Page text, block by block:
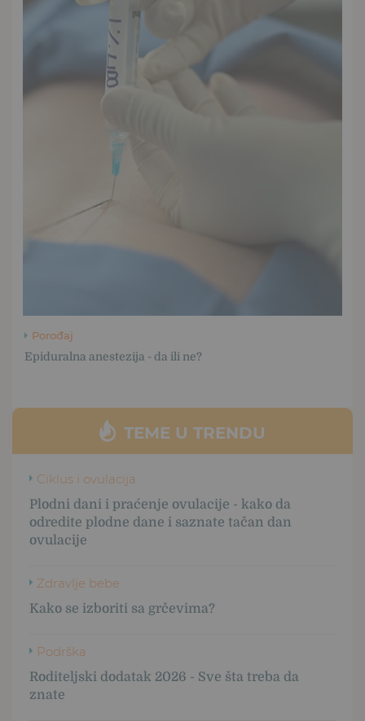
TEME U TRENDU
Ciklus i ovulacija
Plodni dani i praćenje ovulacije - kako da
odredite plodne dane i saznate tačan dan
ovulacije
Zdravlje bebe
Kako se izboriti sa grčevima?
Podrška
Roditeljski dodatak 2026 - Sve šta treba da
znate
Porođaj
Epiduralna anestezija - da ili ne?